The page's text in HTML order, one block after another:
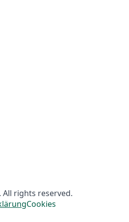
All rights reserved.
Cookies